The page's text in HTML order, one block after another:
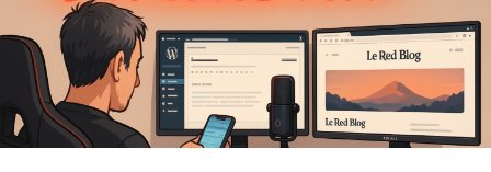
Skip
content